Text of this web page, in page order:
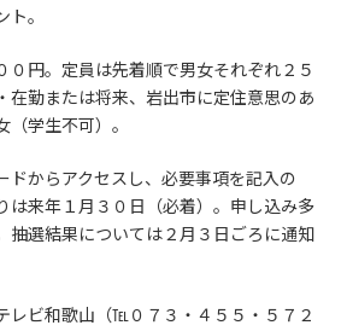
。
０円。定員は先着順で男女それぞれ２５
在勤または将来、岩出市に定住意思のあ
学生不可）。
ドからアクセスし、必要事項を記入の
は来年１月３０日（必着）。申し込み多
抽選結果については２月３日ごろに通知
レビ和歌山（℡０７３・４５５・５７２